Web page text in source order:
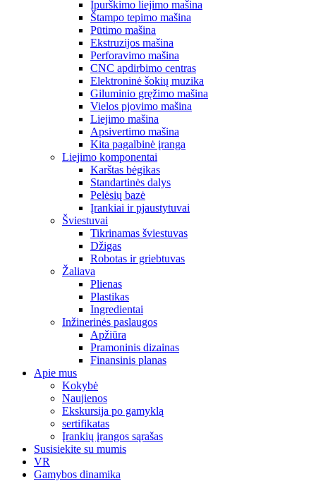
Įpurškimo liejimo mašina
Štampo tepimo mašina
Pūtimo mašina
Ekstruzijos mašina
Perforavimo mašina
CNC apdirbimo centras
Elektroninė šokių muzika
Giluminio gręžimo mašina
Vielos pjovimo mašina
Liejimo mašina
Apsivertimo mašina
Kita pagalbinė įranga
Liejimo komponentai
Karštas bėgikas
Standartinės dalys
Pelėsių bazė
Įrankiai ir pjaustytuvai
Šviestuvai
Tikrinamas šviestuvas
Džigas
Robotas ir griebtuvas
Žaliava
Plienas
Plastikas
Ingredientai
Inžinerinės paslaugos
Apžiūra
Pramoninis dizainas
Finansinis planas
Apie mus
Kokybė
Naujienos
Ekskursija po gamyklą
sertifikatas
Įrankių įrangos sąrašas
Susisiekite su mumis
VR
Gamybos dinamika